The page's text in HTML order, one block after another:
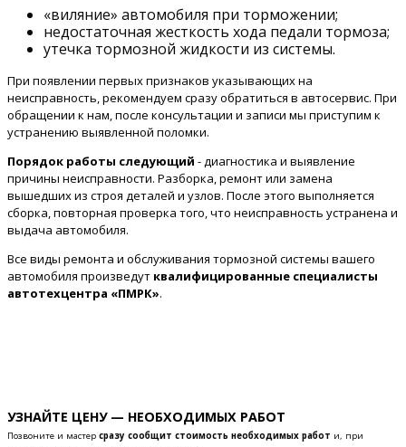
«виляние» автомобиля при торможении;
недостаточная жесткость хода педали тормоза;
утечка тормозной жидкости из системы.
При появлении первых признаков указывающих на
неисправность, рекомендуем сразу обратиться в автосервис. При
обращении к нам, после консультации и записи мы приступим к
устранению выявленной поломки.
Порядок работы следующий - диагностика и выявление
причины неисправности. Разборка, ремонт или замена
вышедших из строя деталей и узлов. После этого выполняется
сборка, повторная проверка того, что неисправность устранена и
выдача автомобиля.
Все виды ремонта и обслуживания тормозной системы вашего
автомобиля произведут квалифицированные специалисты
автотехцентра «ПМРК».
УЗНАЙТЕ ЦЕНУ — НЕОБХОДИМЫХ РАБОТ
Позвоните и мастер сразу сообщит стоимость необходимых работ и, при